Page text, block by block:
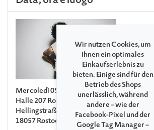
Mercoledì 05. Agosto 2026 19:00
Halle 207 Rostock
Hellingstraße 1
18057 Rostock
Wir nutzen Cookies, um
Ihnen ein optimales
Einkaufserlebnis zu
bieten. Einige sind für den
Betrieb des Shops
unerlässlich, während
andere – wie der
Facebook-Pixel und der
Google Tag Manager –